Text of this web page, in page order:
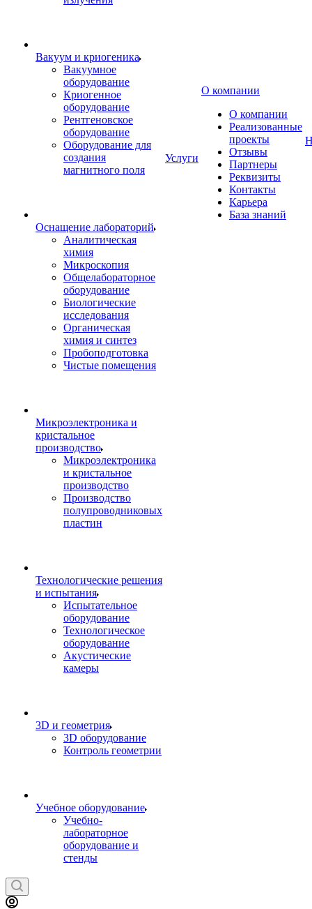
Вакуум и криогеника
Вакуумное
оборудование
Криогенное
оборудование
Рентгеновское
оборудование
Оборудование для
создания
магнитного поля
Оснащение лабораторий
Аналитическая
химия
Микроскопия
Общелабораторное
оборудование
Биологические
исследования
Органическая
химия и синтез
Пробоподготовка
Чистые помещения
Микроэлектроника и
кристальное
производство
Микроэлектроника
и кристальное
производство
Производство
полупроводниковых
пластин
Технологические решения
и испытания
Испытательное
оборудование
Технологическое
оборудование
Акустические
камеры
3D и геометрия
3D оборудование
Контроль геометрии
Учебное оборудование
Учебно-
лабораторное
оборудование и
стенды
Услуги
О компании
О компании
Реализованные
проекты
Отзывы
Партнеры
Реквизиты
Контакты
Карьера
База знаний